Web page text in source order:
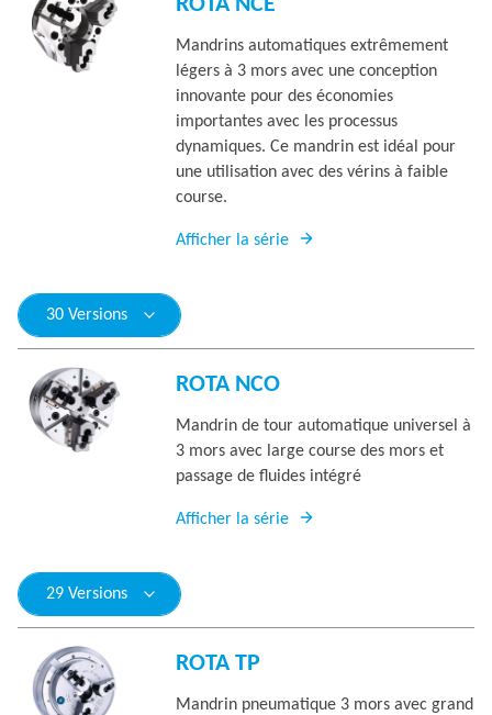
Mandrins automatiques extrêmement
légers à 3 mors avec une conception
innovante pour des économies
importantes avec les processus
dynamiques. Ce mandrin est idéal pour
une utilisation avec des vérins à faible
course.
Afficher la série
30 Versions
ROTA NCO
Mandrin de tour automatique universel à
3 mors avec large course des mors et
passage de fluides intégré
Afficher la série
29 Versions
ROTA TP
Mandrin pneumatique 3 mors avec grand